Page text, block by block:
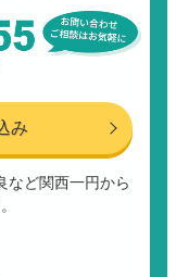
み
など関西一円から